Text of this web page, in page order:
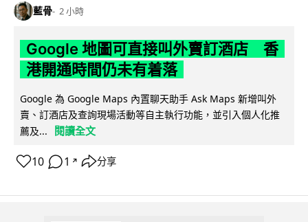
藍骨 2 小時
Google 地圖可直接叫外賣訂酒店 香
港開通時間仍未有着落
Google 為 Google Maps 內置聊天助手 Ask Maps 新增叫外
賣、訂酒店及查詢現場活動等自主執行功能，並引入個人化推
薦及...
閱讀全文
10 1 ↗ 分享